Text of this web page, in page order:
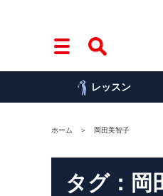
レッスン
ホーム 岡田美智子
タグ：岡